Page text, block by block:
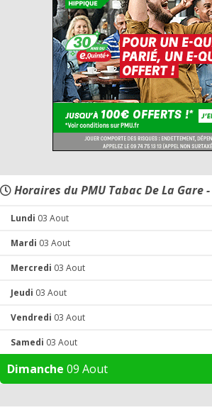
Horaires du PMU Tabac De La Gare
Lundi 03 Aout
Mardi 03 Aout
Mercredi 03 Aout
Jeudi 03 Aout
Vendredi 03 Aout
Samedi 03 Aout
Dimanche 09 Aout